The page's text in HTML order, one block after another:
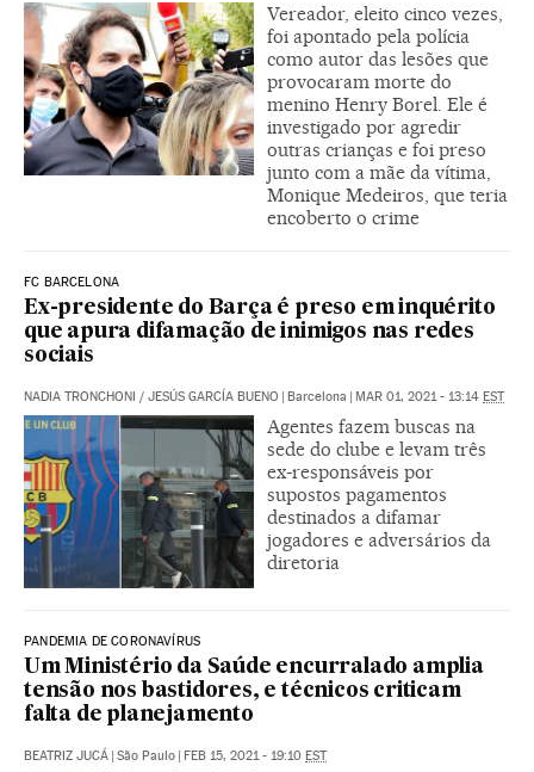
Vereador, eleito cinco vezes,
foi apontado pela polícia
como autor das lesões que
provocaram morte do
menino Henry Borel. Ele é
investigado por agredir
outras crianças e foi preso
junto com a mãe da vítima,
Monique Medeiros, que teria
encoberto o crime
FC BARCELONA
Ex-presidente do Barça é preso em inquérito
que apura difamação de inimigos nas redes
sociais
NADIA TRONCHONI / JESÚS GARCÍA BUENO | Barcelona | MAR 01, 2021 - 13:14 EST
Agentes fazem buscas na
sede do clube e levam três
ex-responsáveis por
supostos pagamentos
destinados a difamar
jogadores e adversários da
diretoria
PANDEMIA DE CORONAVÍRUS
Um Ministério da Saúde encurralado amplia
tensão nos bastidores, e técnicos criticam
falta de planejamento
BEATRIZ JUCÁ | São Paulo | FEB 15, 2021 - 19:10 EST